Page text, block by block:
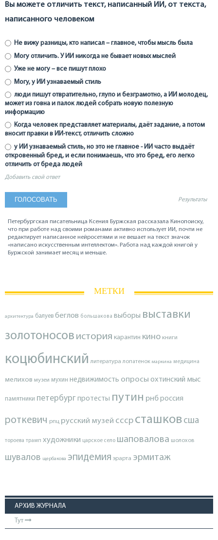
Вы можете отличить текст, написанный ИИ, от текста,
написанного человеком
Не вижу разницы, кто написал – главное, чтобы мысль была
Могу отличить. У ИИ никогда не бывает новых мыслей
Уже не могу – все пишут плохо
Могу, у ИИ узнаваемый стиль
люди пишут отвратительно, глупо и безграмотно, а ИИ молодец,
может из говна и палок людей собрать новую полезную
информацию
Когда человек представляет материалы, даёт задание, а потом
вносит правки в ИИ-текст, отличить сложно
у ИИ узнаваемый стиль, но это не главное - ИИ часто выдаёт
откровенный бред, и если понимаешь, что это бред, его легко
отличить от бреда людей
Добавить свой ответ
Результаты
Петербургская писательница Ксения Буржская рассказала Кинопоиску,
что при работе над своими романами активно использует ИИ, почти не
редактирует написанное нейросетями и не вешает на текст значок
«написано искусственным интеллектом». Работа над каждой книгой у
Буржской занимает месяц и меньше.
МЕТКИ
архитектура балуев беглов большакова выборы выставки
золотоносов история карантин кино книги
коцюбинский литература лопатенок маркина медицина
мелихов музеи мухин недвижимость опросы охтинский мыс
памятники петербургпротесты путин рнброссия
роткевич рпц русский музей ссср сташков сша
тороева трамп художники царское село шаповалова шолохов
шувалов щербакова эпидемия эрарта эрмитаж
АРХИВ ЖУРНАЛА
Тут